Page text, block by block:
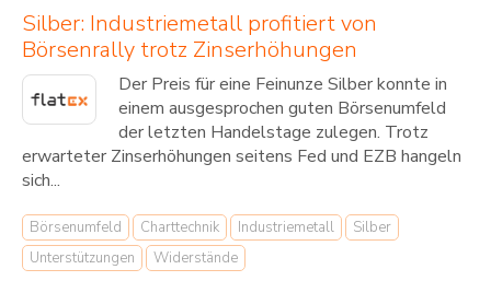
Silber: Industriemetall profitiert von
Börsenrally trotz Zinserhöhungen
Der Preis für eine Feinunze Silber konnte in
einem ausgesprochen guten Börsenumfeld
der letzten Handelstage zulegen. Trotz
erwarteter Zinserhöhungen seitens Fed und EZB hangeln
sich...
Börsenumfeld Charttechnik Industriemetall
Silber
Unterstützungen
Widerstände